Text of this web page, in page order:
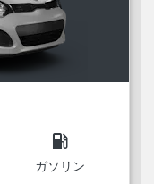
local_gas_station
ガソリン